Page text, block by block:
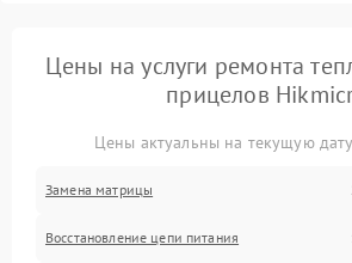
Цены на услуги ремонта
прицелов
Цены актуальны на текущую
Замена матрицы
Восстановление цепи питания